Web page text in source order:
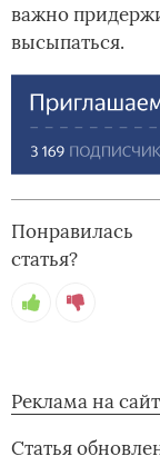
важно
высыпаться.
Понравилась
статья?
Реклама на
Статья